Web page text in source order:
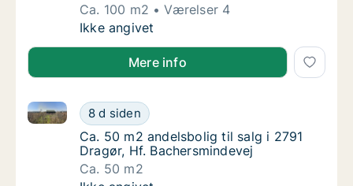
Ca. 100 m2
Værelser 4
Ca. 100 m2 andelsbolig til salg på 2100
Ikke angivet
Mere info
Ca. 50 m2 andelsbolig til salg i 2791
8 d siden
Ca. 50 m2 andelsbolig til salg i 2791 Dragør, Hf.
Ca. 50 m2 andelsbolig til salg i 2791
Ca. 50 m2 andelsbolig til salg i 2791
Dragør, Hf. Bachersmindevej
Ca. 50 m2